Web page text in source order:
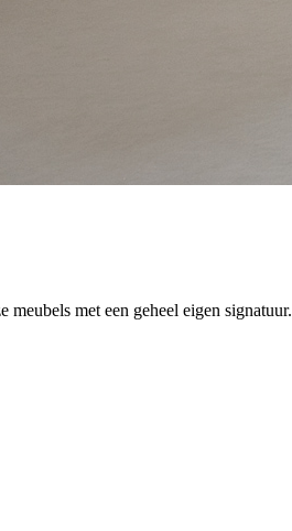
met een geheel eigen signatuur.